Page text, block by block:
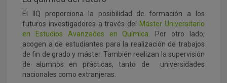
El IIQ proporciona la posibilidad de formación a los
futuros investigadores a través del
Máster Universitario
en Estudios Avanzados en Química. Por otro lado,
acogen a de estudiantes para la realización de trabajos
de fin de grado y máster. También realizan la supervisión
de alumnos en prácticas, tanto de universidades
nacionales como extranjeras.